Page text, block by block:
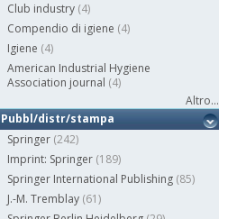
Club industry (4)
Compendio di igiene (4)
Igiene (4)
American Industrial Hygiene
Association journal (4)
Altro...
Pubbl/distr/stampa
Springer (242)
Imprint: Springer (189)
Springer International Publishing (85)
J.-M. Tremblay (61)